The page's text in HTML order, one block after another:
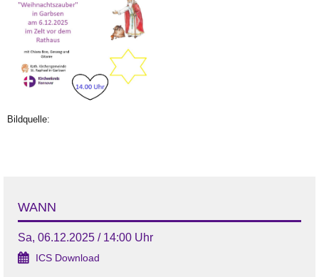
Bildquelle:
WANN
Sa, 06.12.2025 / 14:00 Uhr
ICS Download